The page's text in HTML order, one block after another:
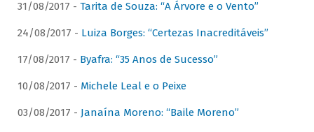
31/08/2017 - Tarita de Souza: “A Árvore e o Vento”
24/08/2017 - Luiza Borges: “Certezas Inacreditáveis”
17/08/2017 - Byafra: “35 Anos de Sucesso”
10/08/2017 - Michele Leal e o Peixe
03/08/2017 - Janaína Moreno: “Baile Moreno”